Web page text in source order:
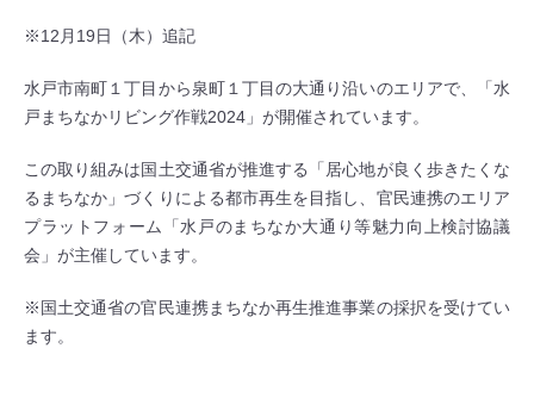
※12月19日（木）追記
水戸市南町１丁目から泉町１丁目の大通り沿いのエリアで、「水
戸まちなかリビング作戦2024」が開催されています。
この取り組みは国土交通省が推進する「居心地が良く歩きたくな
るまちなか」づくりによる都市再生を目指し、官民連携のエリア
プラットフォーム「水戸のまちなか大通り等魅力向上検討協議
会」が主催しています。
※国土交通省の官民連携まちなか再生推進事業の採択を受けてい
ます。